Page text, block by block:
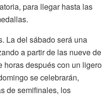
para llegar hasta las
La del sábado será una
a partir de las nueve de
horas después con un ligero
se celebrarán,
de semifinales, los